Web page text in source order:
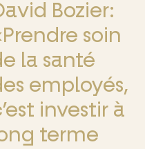
Bozier:
soin
la santé
employés,
investir à
terme